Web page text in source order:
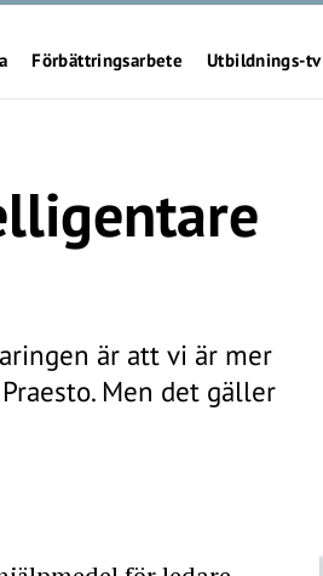
Förbättringsarbete Utbildnings-tv
är att vi är mer
Men det gäller